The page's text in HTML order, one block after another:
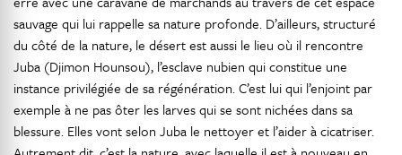
sauvage qui lui rappelle sa nature profonde. D’ailleurs, structuré
du côté de la nature, le désert est aussi le lieu où il rencontre
Juba (Djimon Hounsou), l’esclave nubien qui constitue une
instance privilégiée de sa régénération. C’est lui qui l’enjoint par
exemple à ne pas ôter les larves qui se sont nichées dans sa
blessure. Elles vont selon Juba le nettoyer et l’aider à cicatriser.